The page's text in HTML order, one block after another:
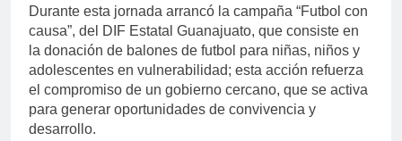
Durante esta jornada arrancó la campaña “Futbol con
causa”, del DIF Estatal Guanajuato, que consiste en
la donación de balones de futbol para niñas, niños y
adolescentes en vulnerabilidad; esta acción refuerza
el compromiso de un gobierno cercano, que se activa
para generar oportunidades de convivencia y
desarrollo.